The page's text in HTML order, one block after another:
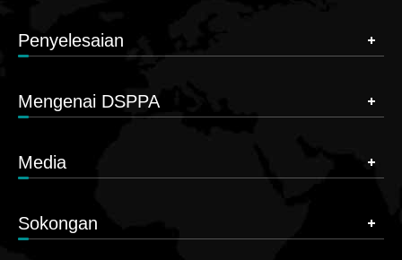
Penyelesaian
Mengenai DSPPA
Media
Sokongan